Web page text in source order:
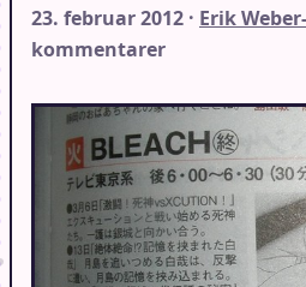
23. februar 2012 · Erik
kommentarer